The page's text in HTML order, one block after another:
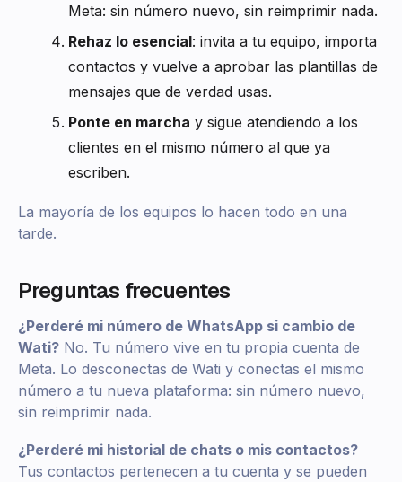
Meta: sin número nuevo, sin reimprimir nada.
Rehaz lo esencial: invita a tu equipo, importa
contactos y vuelve a aprobar las plantillas de
mensajes que de verdad usas.
Ponte en marcha y sigue atendiendo a los
clientes en el mismo número al que ya
escriben.
La mayoría de los equipos lo hacen todo en una
tarde.
Preguntas frecuentes
¿Perderé mi número de WhatsApp si cambio de
Wati? No. Tu número vive en tu propia cuenta de
Meta. Lo desconectas de Wati y conectas el mismo
número a tu nueva plataforma: sin número nuevo,
sin reimprimir nada.
¿Perderé mi historial de chats o mis contactos?
Tus contactos pertenecen a tu cuenta y se pueden